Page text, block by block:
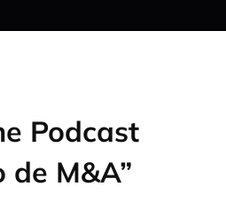
Podcast
de M&A”